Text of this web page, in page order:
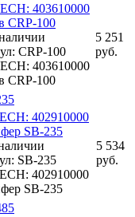
403610000
CRP-100
CRP-100
403610000
CRP-100
5 251
руб.
402910000
SB-235
SB-235
402910000
SB-235
5 534
руб.